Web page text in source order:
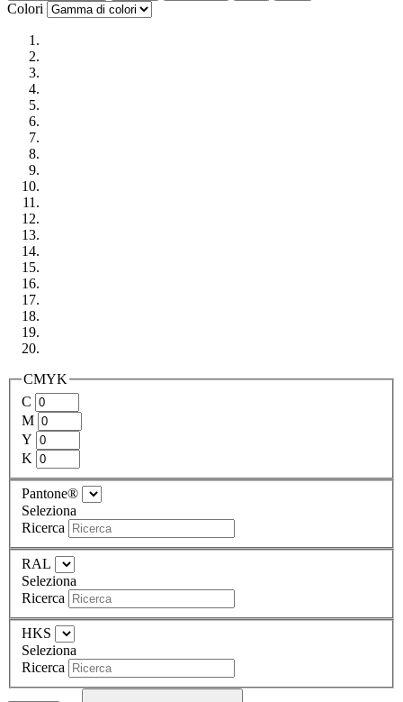
Colori
CMYK
C
M
Y
K
Pantone®
Seleziona
Ricerca
RAL
Seleziona
Ricerca
HKS
Seleziona
Ricerca